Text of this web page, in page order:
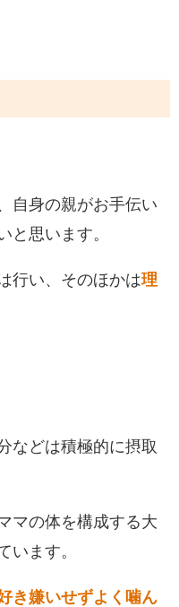
自身の親がお手伝い
と思います。
行い、そのほかは理
などは積極的に摂取
マの体を構成する大
います。
き嫌いせずよく噛ん